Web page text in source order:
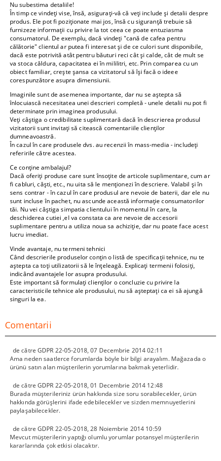
Nu subestima detaliile!
În timp ce vindeți vise, însă, asigurați-vă că veți include și detalii despre
produs. Ele pot fi poziționate mai jos, însă cu siguranță trebuie să
furnizeze informații cu privire la tot ceea ce poate entuziasma
consumatorul. De exemplu, dacă vindeți "cană de cafea pentru
călătorie" clientul ar putea fi interesat și de ce culori sunt disponibile,
dacă este potrivită atât pentru băuturi reci cât și calde, cât de mult se
va stoca căldura, capacitatea ei în mililitri, etc. Prin comparea cu un
obiect familiar, crește șansa ca vizitatorul să își facă o ideee
corespunzătore asupra dimensiunii.
Imaginile sunt de asemenea importante, dar nu se aștepta să
înlocuiască necesitatea unei descrieri completă - unele detalii nu pot fi
determinate prin imaginea produsului.
Veți câștiga o credibilitate suplimentară dacă în descrierea produsul
vizitatorii sunt invitați să citească comentariile clienților
dumneavoastră.
În cazul în care produsele dvs. au recenzii în mass-media - includeți
referirile către acestea.
Ce conține ambalajul?
Dacă oferiți produse care sunt însoțite de articole suplimentare, cum ar
fi cabluri, căști, etc., nu uita să le menționezi în descriere. Valabil și în
sens contrar - în cazul în care produsul are nevoie de baterii, dar ele nu
sunt incluse în pachet, nu ascunde această informație consumatorilor
tăi. Nu vei câștiga simpatia clientului în momentul în care, la
deschiderea cutiei ,el va constata ca are nevoie de accesorii
suplimentare pentru a utiliza noua sa achiziție, dar nu poate face acest
lucru imediat.
Vinde avantaje, nu termeni tehnici
Când descrierile produselor conțin o listă de specificații tehnice, nu te
aștepta ca toți utilizatorii să le înțeleagă. Explicați termenii folosiți,
indicând avantajele lor asupra produsului.
Este important să formulați clienților o concluzie cu privire la
caracteristicile tehnice ale produsului, nu să așteptați ca ei să ajungă
singuri la ea.
Comentarii
de cătreGDPR 22-05-2018,07 Decembrie 2014 02:11
Ama neden saatlerce forumlarda böyle bir bilgi arayalım. Mağazada o
ürünü satın alan müşterilerin yorumlarına bakmak yeterlidir.
de cătreGDPR 22-05-2018,01 Decembrie 2014 12:48
Burada müşterileriniz ürün hakkında size soru sorabilecekler, ürün
hakkında görüşlerini ifade edebilecekler ve sizden memnuyetlerini
paylaşabilecekler.
de cătreGDPR 22-05-2018,28 Noiembrie 2014 10:59
Mevcut müşterilerin yaptığı olumlu yorumlar potansyel müşterilerin
kararlarında çok etkisi olacaktır.